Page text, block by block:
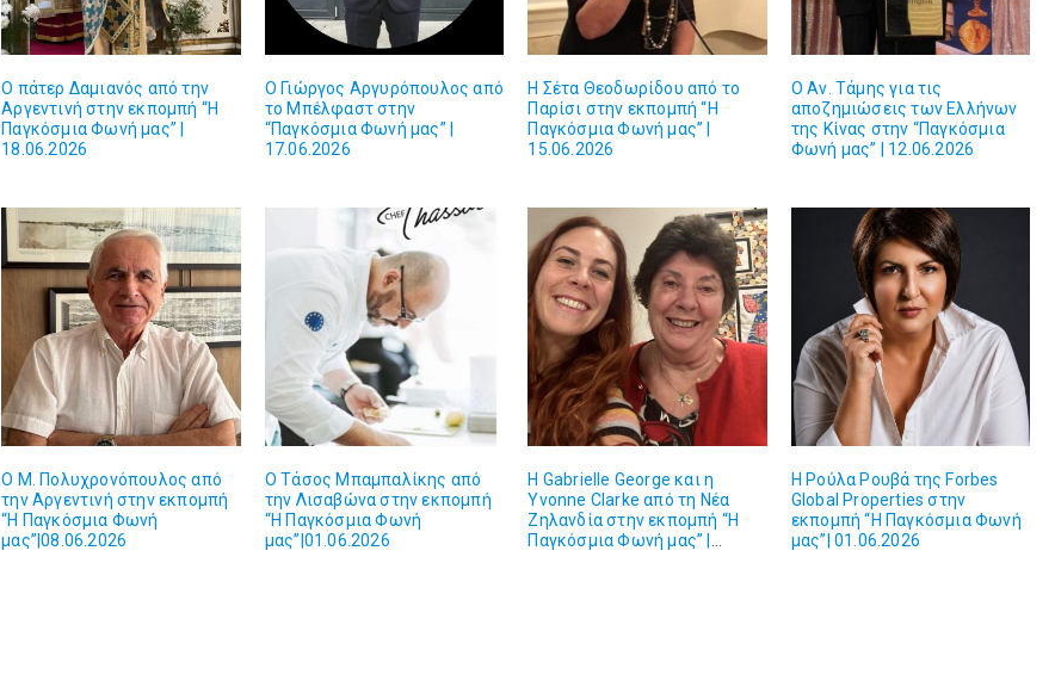
O πάτερ Δαμιανός από την
Αργεντινή στην εκπομπή “Η
Παγκόσμια Φωνή μας” |
18.06.2026
Ο Γιώργος Αργυρόπουλος από
το Μπέλφαστ στην
“Παγκόσμια Φωνή μας” |
17.06.2026
Η Σέτα Θεοδωρίδου από το
Παρίσι στην εκπομπή “Η
Παγκόσμια Φωνή μας” |
15.06.2026
Ο Αν. Τάμης για τις
αποζημιώσεις των Ελλήνων
της Κίνας στην “Παγκόσμια
Φωνή μας” | 12.06.2026
O M. Πολυχρονόπουλος από
την Αργεντινή στην εκπομπή
“Η Παγκόσμια Φωνή
μας”|08.06.2026
Ο Τάσος Μπαμπαλίκης από
την Λισαβώνα στην εκπομπή
“Η Παγκόσμια Φωνή
μας”|01.06.2026
Η Gabrielle George και η
Υvonne Clarke από τη Νέα
Ζηλανδία στην εκπομπή “Η
Παγκόσμια Φωνή μας” |
Η Ρούλα Ρουβά της Forbes
Global Properties στην
εκπομπή “Η Παγκόσμια Φωνή
μας”| 01.06.2026